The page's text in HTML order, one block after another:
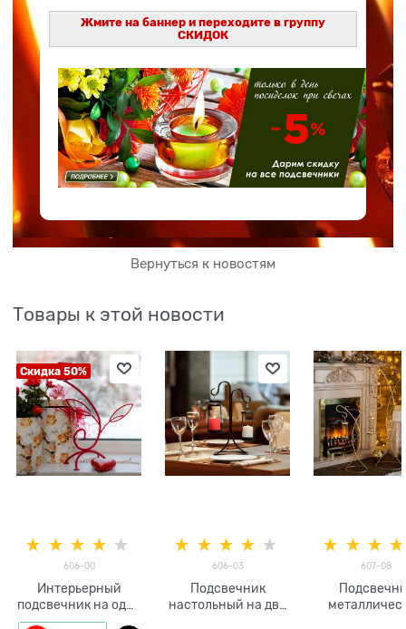
Жмите на баннер и переходите в группу
СКИДОК
Вернуться к новостям
Товары к этой новости
Скидка 50%
606-00
Интерьерный
подсвечник на одну
свечу h=36см
606-03
Подсвечник
настольный на две
607-08